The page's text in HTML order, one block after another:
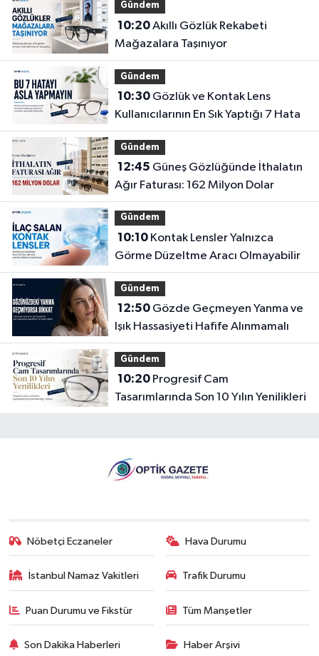
Gündem
10:20Akıllı Gözlük Rekabeti
Mağazalara Taşınıyor
Gündem
10:30Gözlük ve Kontak Lens
Kullanıcılarının En Sık Yaptığı 7 Hata
Gündem
12:45
Ağır Faturası: 162 Milyon Dolar
Gündem
10:10Kontak Lensler Yalnızca
Görme Düzeltme Aracı Olmayabilir
Gündem
12:50Gözde Geçmeyen Yanma ve
Işık Hassasiyeti Hafife Alınmamalı
Gündem
10:20Progresif Cam
Tasarımlarında Son 10 Yılın Yenilikleri
Nöbetçi Eczaneler Hava Durumu
İstanbul Namaz Vakitleri Trafik Durumu
Puan Durumu ve Fikstür Tüm Manşetler
Son Dakika Haberleri Haber Arşivi